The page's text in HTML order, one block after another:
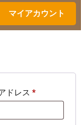
マイアカウント
ドレス *必